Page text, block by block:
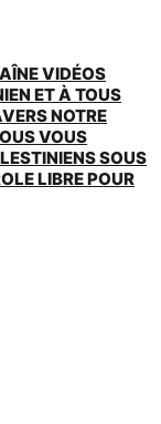
VIDÉOS
ET À TOUS
NOTRE
VOUS
SOUS
LIBRE POUR